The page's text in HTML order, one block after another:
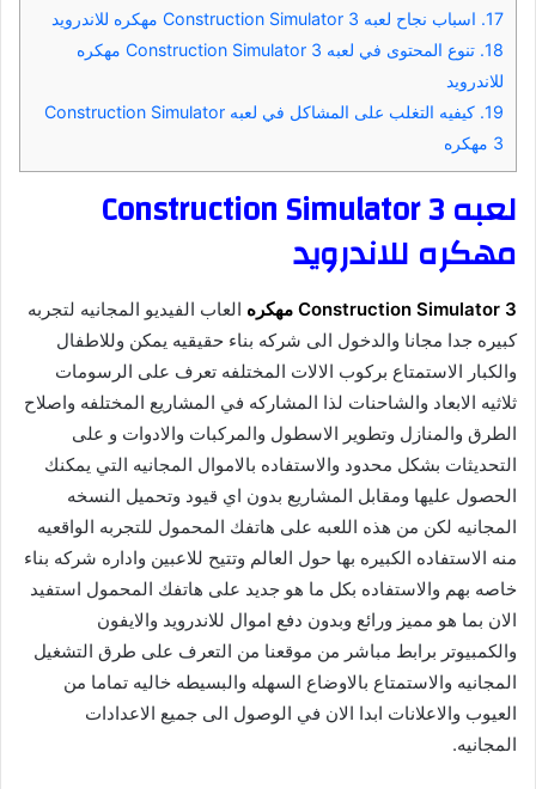
17. اسباب نجاح لعبه Construction Simulator 3 مهكره للاندرويد
18.
تنوع المحتوى في لعبه Construction Simulator 3 مهكره
للاندرويد
19.
كيفيه التغلب على المشاكل في لعبه Construction Simulator
3 مهكره
لعبه Construction Simulator 3
مهكره للاندرويد
Construction Simulator 3 مهكره
العاب الفيديو المجانيه لتجربه
كبيره جدا مجانا والدخول الى شركه بناء حقيقيه يمكن وللاطفال
والكبار الاستمتاع بركوب الالات المختلفه تعرف على الرسومات
ثلاثيه الابعاد والشاحنات لذا المشاركه في المشاريع المختلفه واصلاح
الطرق والمنازل وتطوير الاسطول والمركبات والادوات و على
التحديثات بشكل محدود والاستفاده بالاموال المجانيه التي يمكنك
الحصول عليها ومقابل المشاريع بدون اي قيود وتحميل النسخه
المجانيه لكن من هذه اللعبه على هاتفك المحمول للتجربه الواقعيه
منه الاستفاده الكبيره بها حول العالم وتتيح للاعبين واداره شركه بناء
خاصه بهم والاستفاده بكل ما هو جديد على هاتفك المحمول استفيد
الان بما هو مميز ورائع وبدون دفع اموال للاندرويد والايفون
والكمبيوتر برابط مباشر من موقعنا من التعرف على طرق التشغيل
المجانيه والاستمتاع بالاوضاع السهله والبسيطه خاليه تماما من
العيوب والاعلانات ابدا الان في الوصول الى جميع الاعدادات
المجانيه.